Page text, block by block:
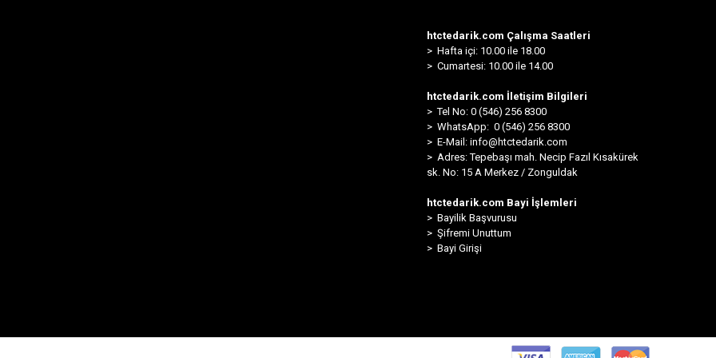
htctedarik.com Çalışma Saatleri
> Hafta içi: 10.00 ile 18.00
> Cumartesi: 10.00 ile 14.00
htctedarik.com İletişim Bilgileri
> Tel No: 0 (546) 256 8300
> WhatsApp: 0 (546) 256 8300
> E-Mail: info@htctedarik.com
> Adres: Tepebaşı mah. Necip Fazıl Kısakürek
sk. No: 15 A Merkez / Zonguldak
htctedarik.com Bayi İşlemleri
> Bayilik Başvurusu
> Şifremi Unuttum
> Bayi Girişi